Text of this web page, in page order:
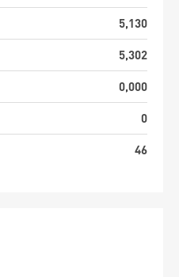
5,130
5,302
0,000
0
46